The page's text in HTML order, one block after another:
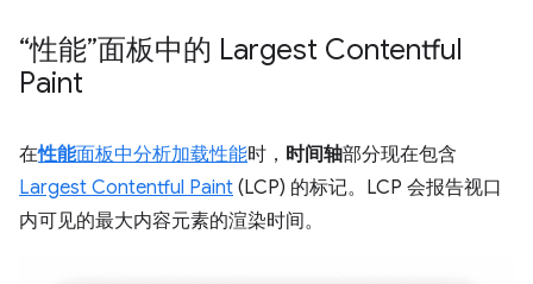
“性能”面板中的 Largest Contentful
Paint
在性能面板中分析加载性能时， 时间轴部分现在包含
Largest Contentful Paint (LCP) 的标记。LCP 会报告视口
内可见的最大内容元素的渲染时间。